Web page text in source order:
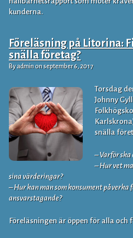
kunderna.
Föreläsning på Litorina:
snälla företag?
By admin on september 6, 2017
Torsdag
Johnny
snälla
– Varför
– Hur vet
sina värderingar?
– Hur kan man som konsument
ansvarstagande?
Föreläsningen är öppen för alla och